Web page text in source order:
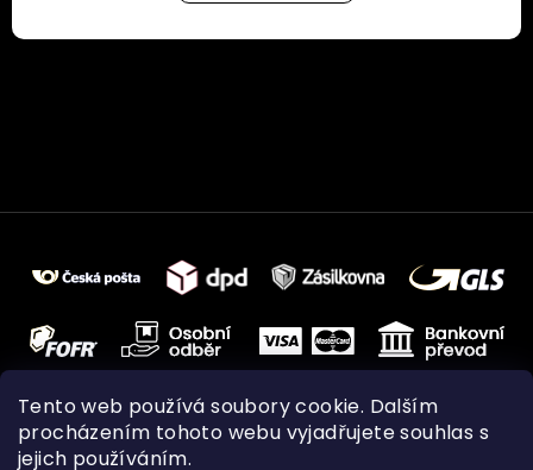
Tento web používá soubory cookie. Dalším
procházením tohoto webu vyjadřujete souhlas s
jejich používáním.